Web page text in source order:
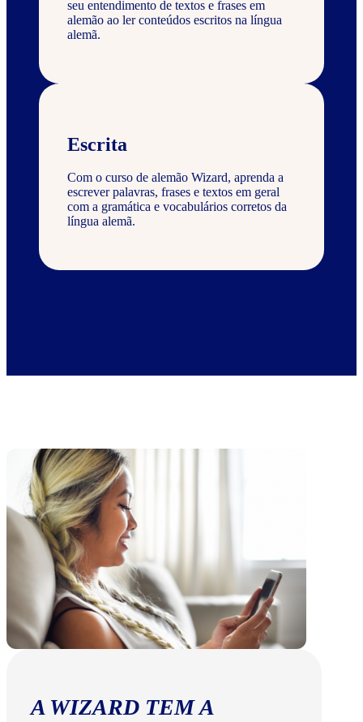
seu entendimento de textos e frases em
alemão ao ler conteúdos escritos na língua
alemã.
Escrita
Com o curso de alemão Wizard, aprenda a
escrever palavras, frases e textos em geral
com a gramática e vocabulários corretos da
língua alemã.
A WIZARD TEM A